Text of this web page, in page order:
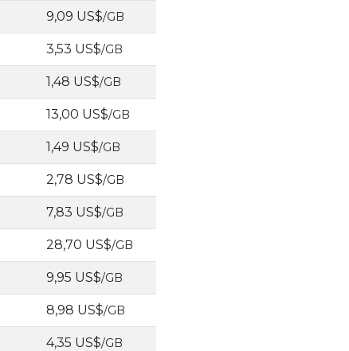
9,09 US$/GB
3,53 US$/GB
1,48 US$/GB
13,00 US$/GB
1,49 US$/GB
2,78 US$/GB
7,83 US$/GB
28,70 US$/GB
9,95 US$/GB
8,98 US$/GB
4,35 US$/GB